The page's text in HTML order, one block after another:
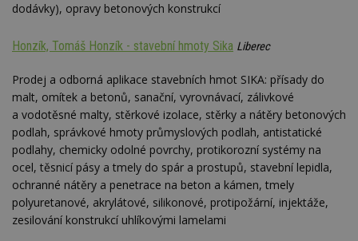
dodávky), opravy betonových konstrukcí
Honzík, Tomáš Honzík - stavební hmoty Sika Liberec
Prodej a odborná aplikace stavebních hmot SIKA: přísady do
malt, omítek a betonů, sanační, vyrovnávací, zálivkové
a vodotěsné malty, stěrkové izolace, stěrky a nátěry betonových
podlah, správkové hmoty průmyslových podlah, antistatické
podlahy, chemicky odolné povrchy, protikorozní systémy na
ocel, těsnicí pásy a tmely do spár a prostupů, stavební lepidla,
ochranné nátěry a penetrace na beton a kámen, tmely
polyuretanové, akrylátové, silikonové, protipožární, injektáže,
zesilování konstrukcí uhlíkovými lamelami